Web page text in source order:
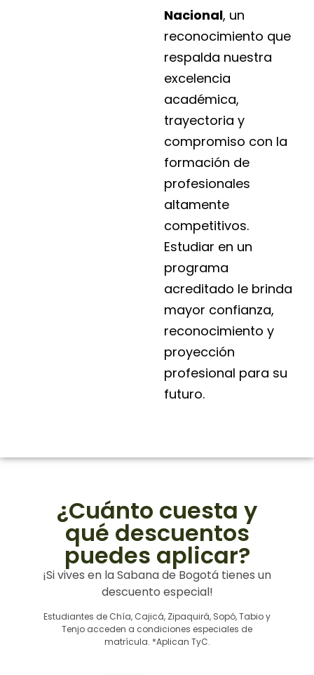
Nacional, un
reconocimiento que
respalda nuestra
excelencia
académica,
trayectoria y
compromiso con la
formación de
profesionales
altamente
competitivos.
Estudiar en un
programa
acreditado le brinda
mayor confianza,
reconocimiento y
proyección
profesional para su
futuro.
¿Cuánto cuesta y
qué descuentos
puedes aplicar?
¡Si vives en la Sabana de Bogotá tienes un
descuento especial!
Estudiantes de Chía, Cajicá, Zipaquirá, Sopó, Tabio y
Tenjo acceden a condiciones especiales de
matrícula. *Aplican TyC.